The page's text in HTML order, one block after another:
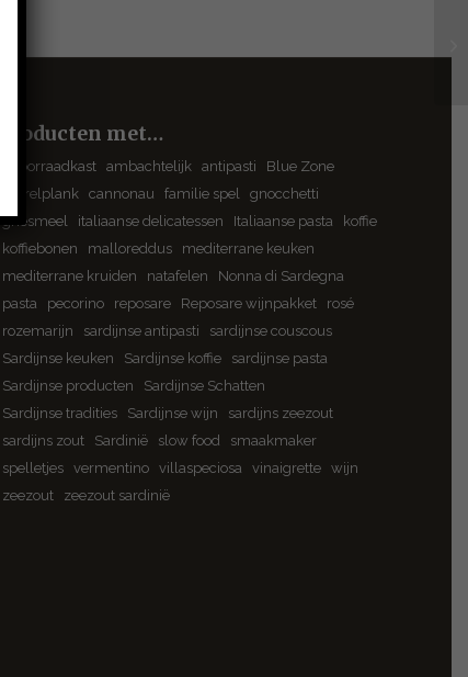
Producten met…
#voorraadkast ambachtelijk antipasti
Blue Zone
borrelplank
cannonau familie spel
gnocchetti
griesmeel
italiaanse delicatessen Italiaanse pasta
koffie
koffiebonen
malloreddus
mediterrane keuken
mediterrane kruiden
natafelen
Nonna di Sardegna
pasta
pecorino reposare Reposare wijnpakket
rosé
rozemarijn
sardijnse antipasti
sardijnse couscous
Sardijnse keuken
Sardijnse koffie
sardijnse pasta
Sardijnse producten
Sardijnse Schatten
Sardijnse tradities
Sardijnse wijn
sardijns zeezout
sardijns zout
Sardinië slow food
smaakmaker
spelletjes
vermentino villaspeciosa vinaigrette
wijn
zeezout
zeezout sardinië